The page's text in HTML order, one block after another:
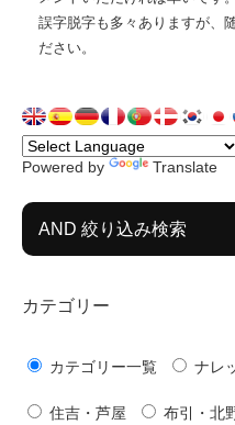
誤字脱字も多々ありますが、
ださい。
Powered by Translate
AND 絞り込み検索
カテゴリー
カテゴリー一覧 ナレ
住吉・芦屋 布引・北